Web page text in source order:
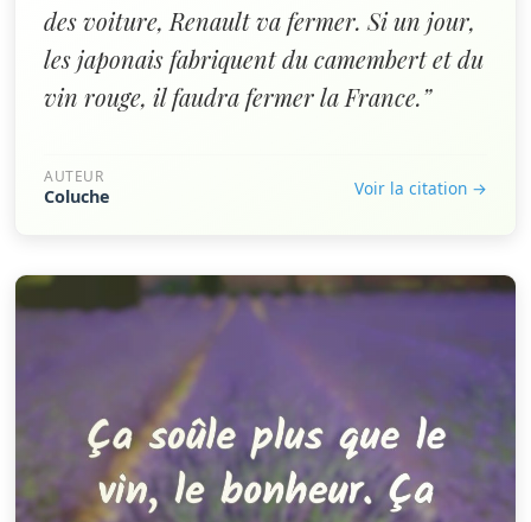
des voiture, Renault va fermer. Si un jour,
les japonais fabriquent du camembert et du
vin rouge, il faudra fermer la France.”
AUTEUR
Coluche Voir la citation →